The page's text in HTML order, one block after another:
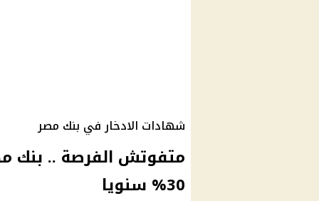
شهادات الادخار في بنك مصر
متفوتش الفرصة .. بنك
‎%30 سنويا